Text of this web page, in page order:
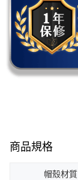
商品規格
帽殼材質